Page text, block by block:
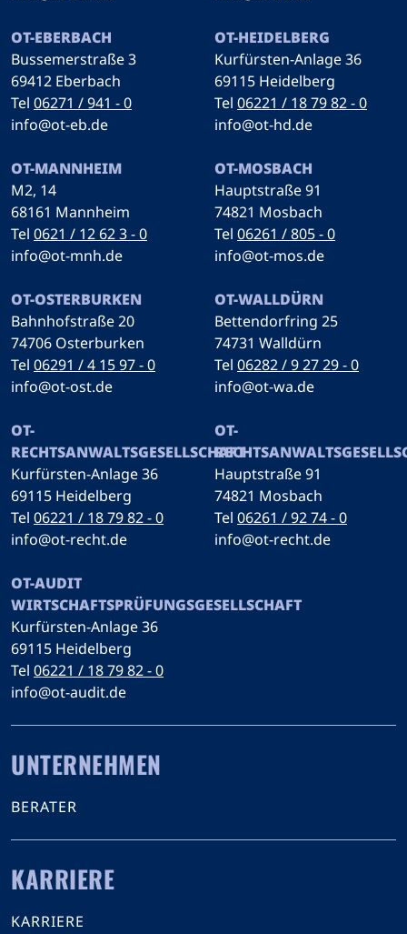
OT-EBERBACH
Bussemerstraße 3
69412 Eberbach
Tel 06271 / 941 - 0
info@ot-eb.de
OT-HEIDELBERG
Kurfürsten-Anlage 36
69115 Heidelberg
Tel 06221 / 18 79 82 - 0
info@ot-hd.de
OT-MANNHEIM
M2, 14
68161 Mannheim
Tel 0621 / 12 62 3 - 0
info@ot-mnh.de
OT-MOSBACH
Hauptstraße 91
74821 Mosbach
Tel 06261 / 805 - 0
info@ot-mos.de
OT-OSTERBURKEN
Bahnhofstraße 20
74706 Osterburken
Tel 06291 / 4 15 97 - 0
info@ot-ost.de
OT-WALLDÜRN
Bettendorfring 25
74731 Walldürn
Tel 06282 / 9 27 29 - 0
info@ot-wa.de
OT-
RECHTSANWALTSGESELLSCHAFT
Kurfürsten-Anlage 36
69115 Heidelberg
Tel 06221 / 18 79 82 - 0
info@ot-recht.de
OT-
Hauptstraße 91
74821 Mosbach
Tel 06261 / 92 74 - 0
info@ot-recht.de
OT-AUDIT
WIRTSCHAFTSPRÜFUNGSGESELLSCHAFT
Kurfürsten-Anlage 36
69115 Heidelberg
Tel 06221 / 18 79 82 - 0
info@ot-audit.de
UNTERNEHMEN
BERATER
KARRIERE
KARRIERE